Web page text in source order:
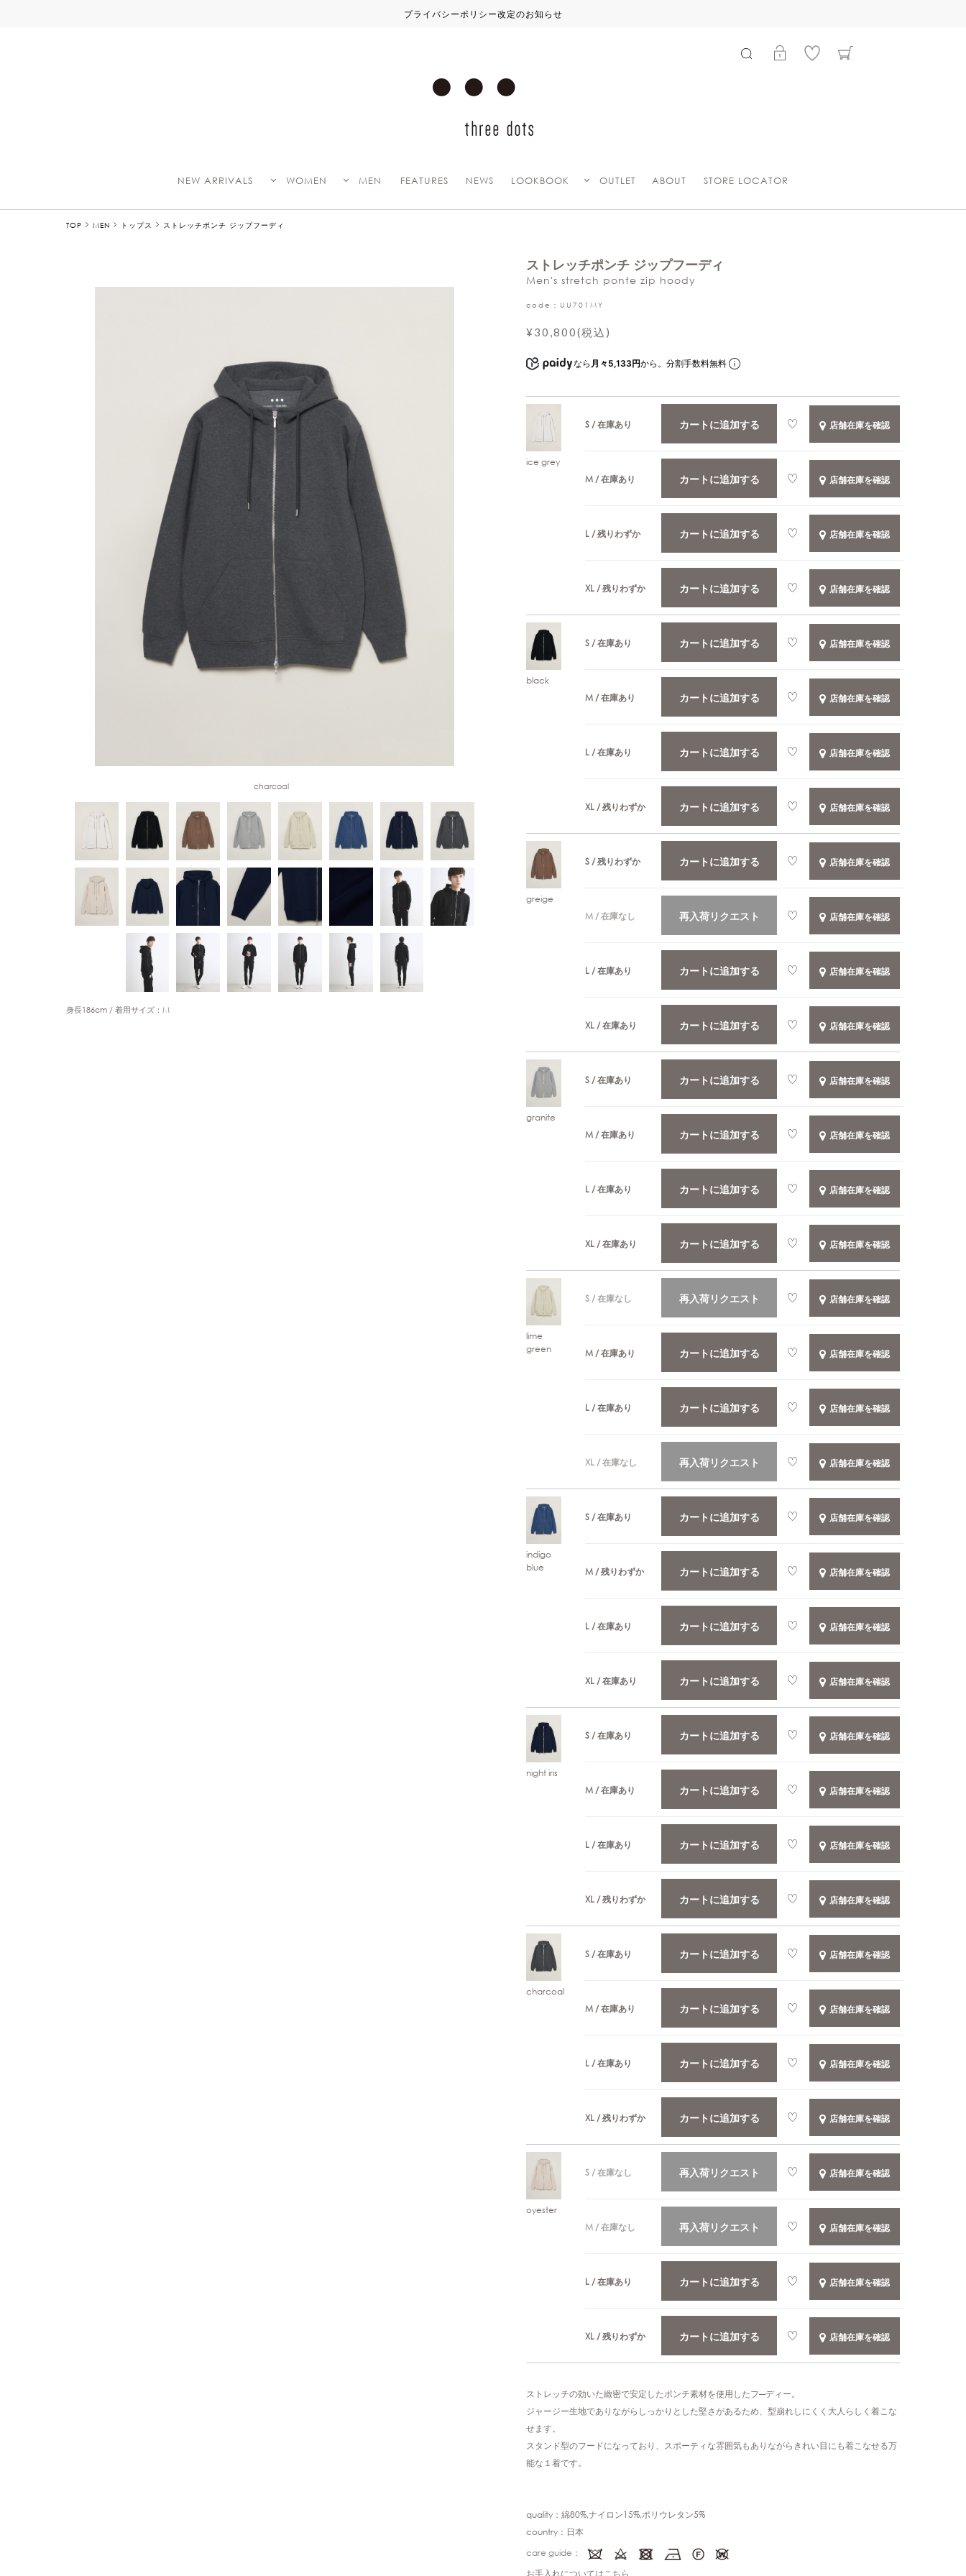
プライバシーポリシー改定のお知らせ
NEW ARRIVALS WOMEN MEN FEATURES NEWS LOOKBOOK OUTLET ABOUT STORE LOCATOR
TOP MEN トップス ストレッチポンチ ジップフーディ
charcoal
身長186cm 着用サイズ：M
ストレッチポンチ ジップフーディ
Men's stretch ponte zip hoody
code：UU701MY
¥30,800(税込)
なら 月々5,133円から。分割手数料無料
ice grey
S / 在庫あり カートに追加する 店舗在庫を確認
M / 在庫あり カートに追加する 店舗在庫を確認
L / 残りわずか カートに追加する 店舗在庫を確認
XL / 残りわずか カートに追加する 店舗在庫を確認
black
S / 在庫あり カートに追加する 店舗在庫を確認
M / 在庫あり カートに追加する 店舗在庫を確認
L / 在庫あり カートに追加する 店舗在庫を確認
XL / 残りわずか カートに追加する 店舗在庫を確認
greige
S / 残りわずか カートに追加する 店舗在庫を確認
M / 在庫なし 再入荷リクエスト 店舗在庫を確認
L / 在庫あり カートに追加する 店舗在庫を確認
XL / 在庫あり カートに追加する 店舗在庫を確認
granite
S / 在庫あり カートに追加する 店舗在庫を確認
M / 在庫あり カートに追加する 店舗在庫を確認
L / 在庫あり カートに追加する 店舗在庫を確認
XL / 在庫あり カートに追加する 店舗在庫を確認
lime
green
S / 在庫なし 再入荷リクエスト 店舗在庫を確認
M / 在庫あり カートに追加する 店舗在庫を確認
L / 在庫あり カートに追加する 店舗在庫を確認
XL / 在庫なし 再入荷リクエスト 店舗在庫を確認
indigo
blue
S / 在庫あり カートに追加する 店舗在庫を確認
M / 残りわずか カートに追加する 店舗在庫を確認
L / 在庫あり カートに追加する 店舗在庫を確認
XL / 在庫あり カートに追加する 店舗在庫を確認
night iris
S / 在庫あり カートに追加する 店舗在庫を確認
M / 在庫あり カートに追加する 店舗在庫を確認
L / 在庫あり カートに追加する 店舗在庫を確認
XL / 残りわずか カートに追加する 店舗在庫を確認
charcoal
S / 在庫あり カートに追加する 店舗在庫を確認
M / 在庫あり カートに追加する 店舗在庫を確認
L / 在庫あり カートに追加する 店舗在庫を確認
XL / 残りわずか カートに追加する 店舗在庫を確認
oyester
S / 在庫なし 再入荷リクエスト 店舗在庫を確認
M / 在庫なし 再入荷リクエスト 店舗在庫を確認
L / 在庫あり カートに追加する 店舗在庫を確認
XL / 残りわずか カートに追加する 店舗在庫を確認
ストレッチの効いた緻密で安定したポンチ素材を使用したフ―ディー。
ジャージー生地でありながらしっかりとした堅さがあるため、型崩れしにくく大人らしく着こな
せます。
スタンド型のフードになっており、スポーティな雰囲気もありながらきれい目にも着こなせる万
能な１着です。
quality：綿80%,ナイロン15%,ポリウレタン5%
country：日本
care guide：
お手入れについてはこちら